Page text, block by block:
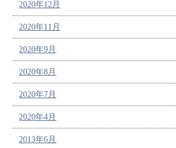
2020年12月
2020年11月
2020年9月
2020年8月
2020年7月
2020年4月
2013年6月